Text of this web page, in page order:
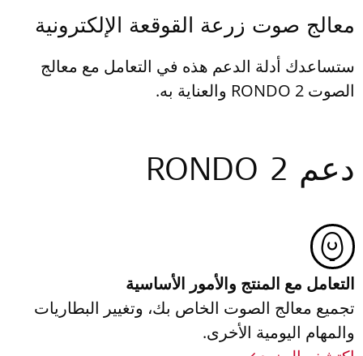
معالج صوت زرعة القوقعة الإلكترونية
ستساعدك أدلة الدعم هذه في التعامل مع معالج
الصوت RONDO 2 والعناية به.
دعم RONDO 2
التعامل مع المنتج والأمور الأساسية
تجميع معالج الصوت الخاص بك، وتغيير البطاريات
والمهام اليومية الأخرى.